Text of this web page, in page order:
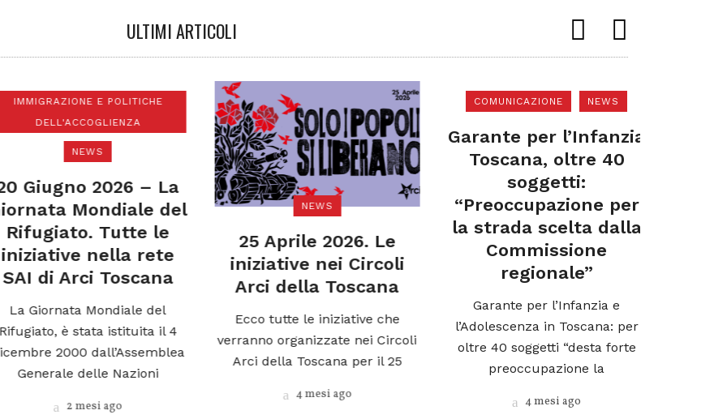
ULTIMI ARTICOLI
E POLITICHE
DELL'ACCOGLIENZA
NEWS
Giugno 2026 – La
Mondiale del
Tutte le
nella rete
di Arci Toscana
Giornata Mondiale del
è stata istituita il 4
2000 dall’Assemblea
Generale delle Nazioni
2 mesi ago
NEWS
25 Aprile 2026. Le
iniziative nei Circoli
Arci della Toscana
Ecco tutte le iniziative che
verranno organizzate nei Circoli
Arci della Toscana per il 25
4 mesi ago
COMUNICAZIONE NEWS
Garante per l’Infanzia
Toscana, oltre 40
soggetti:
“Preoccupazione per
la strada scelta dalla
Commissione
regionale”
Garante per l’Infanzia e
l’Adolescenza in Toscana: per
oltre 40 soggetti “desta forte
preoccupazione la
4 mesi ago